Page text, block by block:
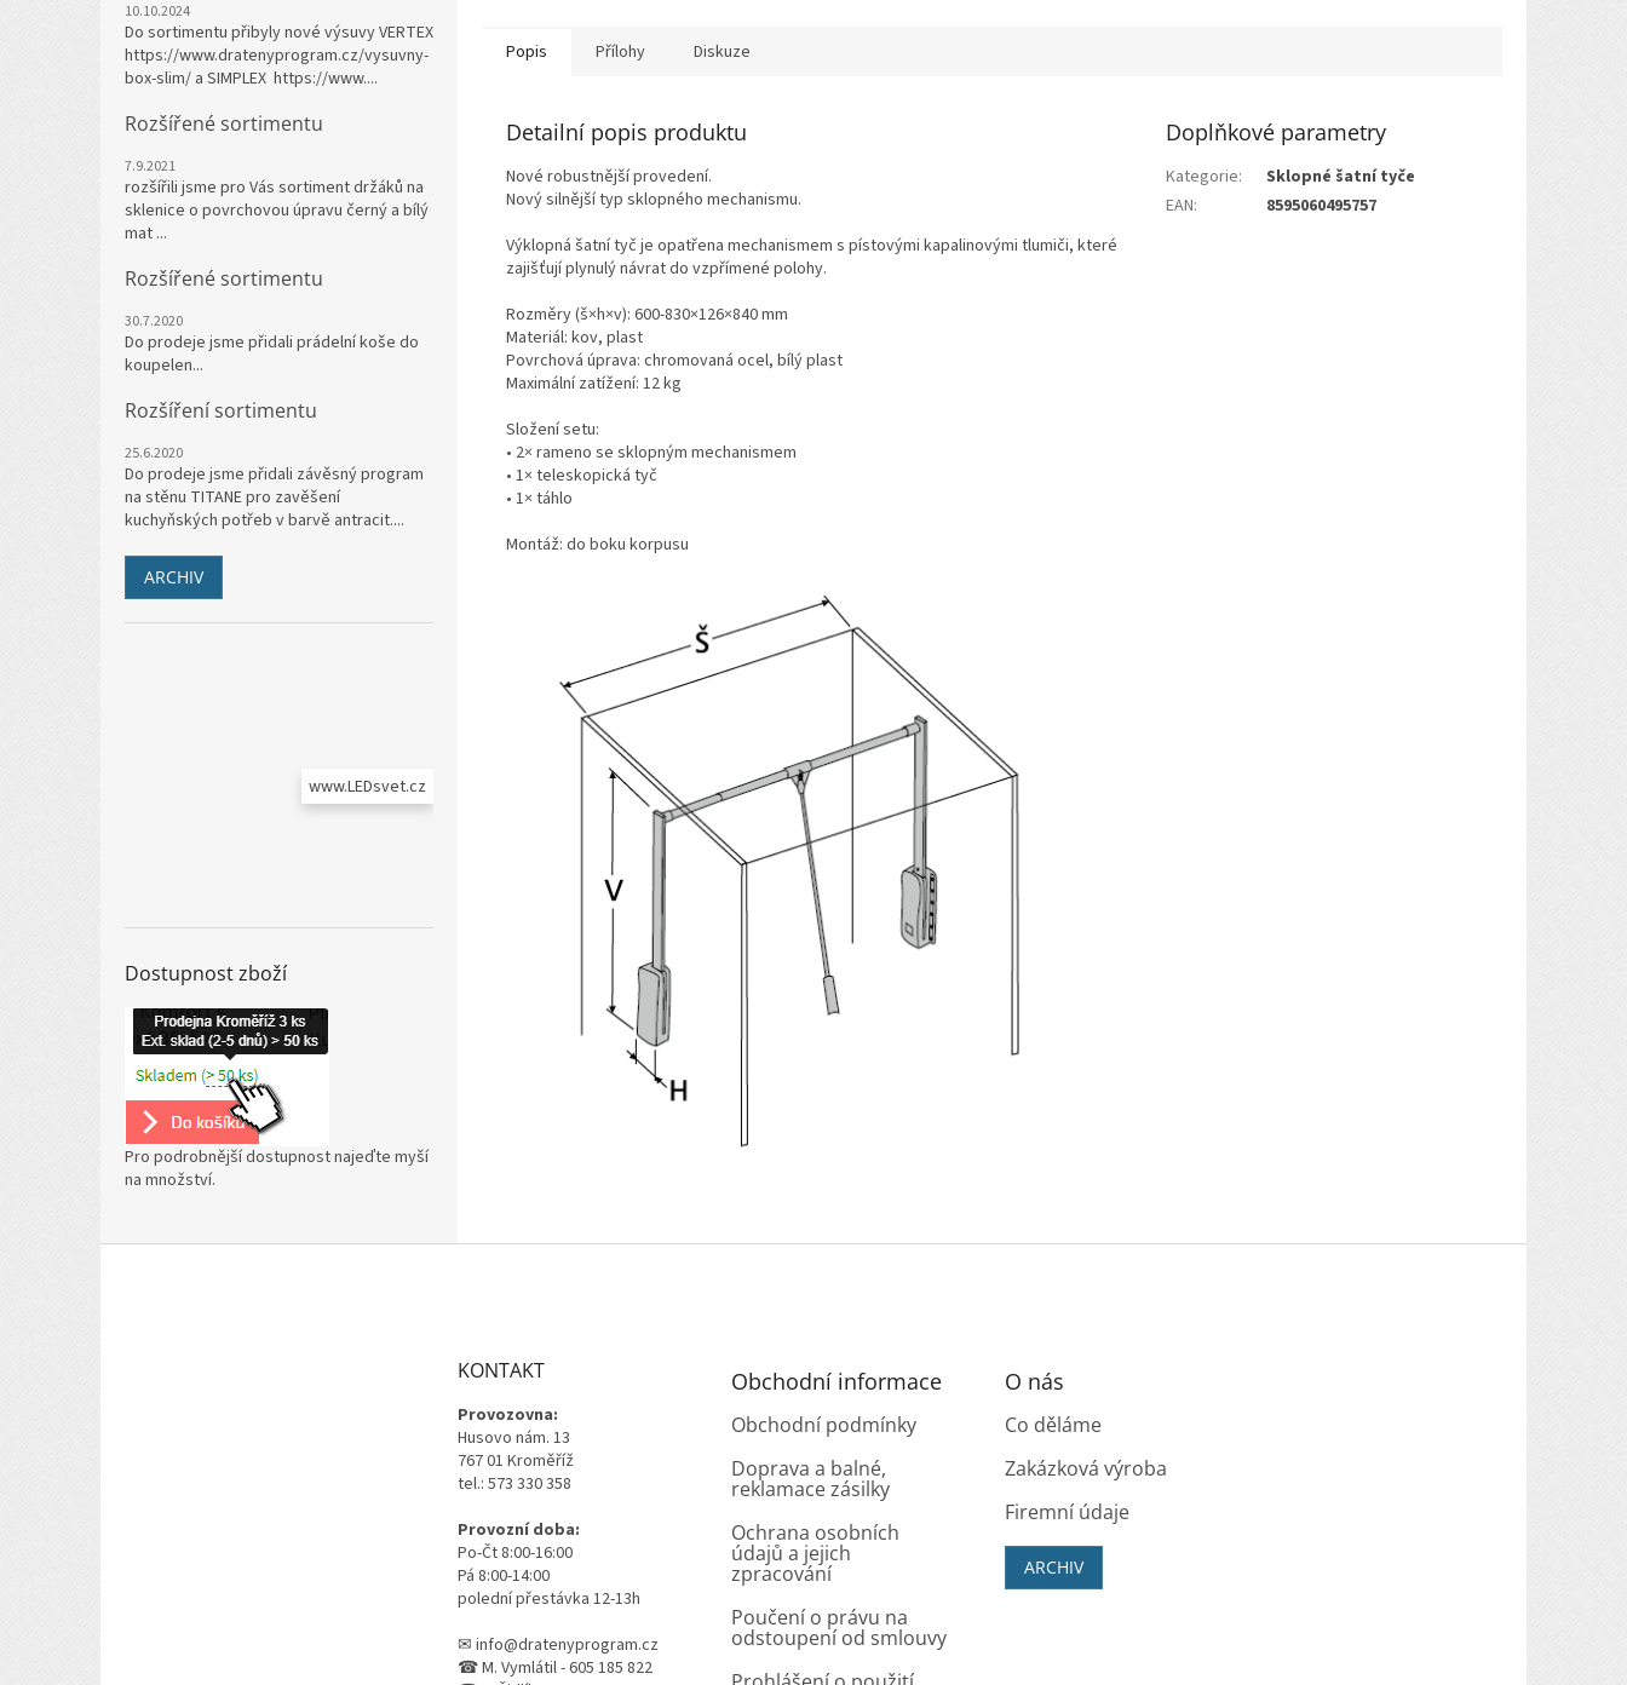
10.10.2024
Do sortimentu přibyly nové výsuvy VERTEX
https://www.dratenyprogram.cz/vysuvny-
box-slim/ a SIMPLEX https://www....
Rozšířené sortimentu
7.9.2021
rozšířili jsme pro Vás sortiment držáků na
sklenice o povrchovou úpravu černý a bílý
mat ...
Rozšířené sortimentu
30.7.2020
Do prodeje jsme přidali prádelní koše do
koupelen...
Rozšíření sortimentu
25.6.2020
Do prodeje jsme přidali závěsný program
na stěnu TITANE pro zavěšení
kuchyňských potřeb v barvě antracit....
ARCHIV
www.LEDsvet.cz
Dostupnost zboží
Pro podrobnější dostupnost najeďte myší
na množství.
Popis Přílohy Diskuze
Detailní popis produktu
Nové robustnější provedení.
Nový silnější typ sklopného mechanismu.
Výklopná šatní tyč je opatřena mechanismem s pístovými kapalinovými tlumiči, které
zajišťují plynulý návrat do vzpřímené polohy.
Rozměry (š×h×v): 600-830×126×840 mm
Materiál: kov, plast
Povrchová úprava: chromovaná ocel, bílý plast
Maximální zatížení: 12 kg
Složení setu:
• 2× rameno se sklopným mechanismem
• 1× teleskopická tyč
• 1× táhlo
Montáž: do boku korpusu
Doplňkové parametry
Kategorie:
Sklopné šatní tyče
EAN: 8595060495757
KONTAKT
Provozovna:
Husovo nám. 13
767 01 Kroměříž
tel.: 573 330 358
Provozní doba:
Po-Čt 8:00-16:00
Pá 8:00-14:00
polední přestávka 12-13h
✉ info@dratenyprogram.cz
☎ M. Vymlátil - 605 185 822
Obchodní informace
Obchodní podmínky
Doprava a balné,
reklamace zásilky
Ochrana osobních
údajů a jejich
zpracování
Poučení o právu na
odstoupení od smlouvy
O nás
Co děláme
Zakázková výroba
Firemní údaje
ARCHIV